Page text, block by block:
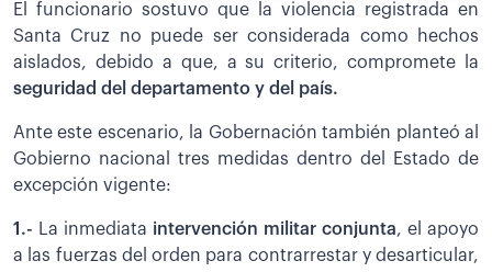
El funcionario sostuvo que la violencia registrada en
Santa Cruz no puede ser considerada como hechos
aislados, debido a que, a su criterio, compromete la
seguridad del departamento y del país.
Ante este escenario, la Gobernación también planteó al
Gobierno nacional tres medidas dentro del Estado de
excepción vigente:
1.- La inmediata intervención militar conjunta, el apoyo
a las fuerzas del orden para contrarrestar y desarticular,